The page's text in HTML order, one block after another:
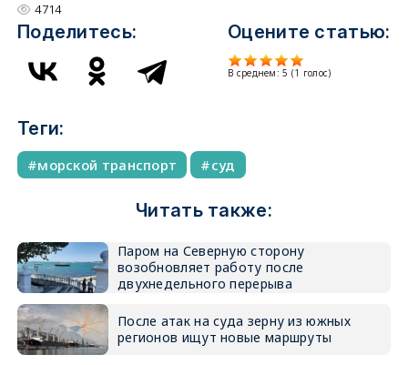
4714
Поделитесь: Оцените статью:
В среднем:5 (1 голос)
Теги:
морской транспорт суд
Читать также:
Паром на Северную сторону
возобновляет работу после
двухнедельного перерыва
После атак на суда зерну из южных
регионов ищут новые маршруты